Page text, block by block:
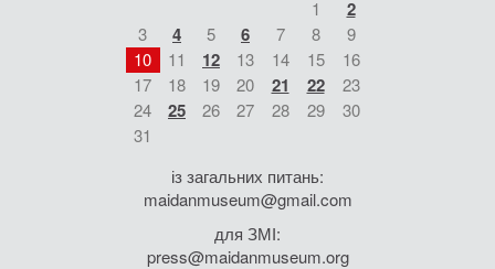
1 2
3 4 5 6 7 8
9
10
11 12 13 14 15
16
17
18 19 20 21 22
23
24
25 26 27 28 29
30
31
із загальних питань:
maidanmuseum@gmail.com
для ЗМІ:
press@maidanmuseum.org